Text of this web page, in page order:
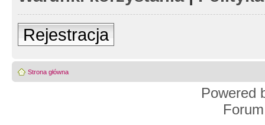
Rejestracja
Strona główna
Powered